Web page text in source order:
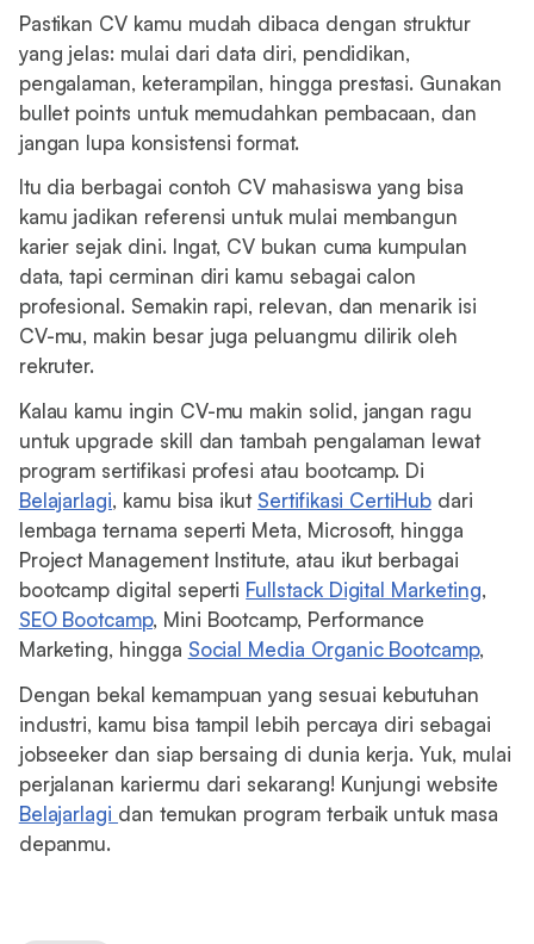
Pastikan CV kamu mudah dibaca dengan struktur
yang jelas: mulai dari data diri, pendidikan,
pengalaman, keterampilan, hingga prestasi. Gunakan
bullet points untuk memudahkan pembacaan, dan
jangan lupa konsistensi format.
Itu dia berbagai contoh CV mahasiswa yang bisa
kamu jadikan referensi untuk mulai membangun
karier sejak dini. Ingat, CV bukan cuma kumpulan
data, tapi cerminan diri kamu sebagai calon
profesional. Semakin rapi, relevan, dan menarik isi
CV-mu, makin besar juga peluangmu dilirik oleh
rekruter.
Kalau kamu ingin CV-mu makin solid, jangan ragu
untuk upgrade skill dan tambah pengalaman lewat
program sertifikasi profesi atau bootcamp. Di
Belajarlagi, kamu bisa ikut Sertifikasi CertiHubdari
lembaga ternama seperti Meta, Microsoft, hingga
Project Management Institute, atau ikut berbagai
bootcamp digital seperti Fullstack Digital Marketing,
SEO Bootcamp, Mini Bootcamp, Performance
Marketing, hingga Social Media Organic Bootcamp,
Dengan bekal kemampuan yang sesuai kebutuhan
industri, kamu bisa tampil lebih percaya diri sebagai
jobseeker dan siap bersaing di dunia kerja. Yuk, mulai
perjalanan kariermu dari sekarang! Kunjungi website
Belajarlagi dan temukan program terbaik untuk masa
depanmu.